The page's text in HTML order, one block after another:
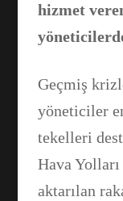
hizmet
Geçmiş
yöneticiler
tekelleri
Hava
aktarılan